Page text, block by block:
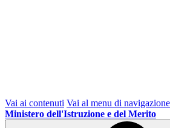
Vai ai contenuti Vai al menu di navigazione
Ministero dell'Istruzione e del Merito